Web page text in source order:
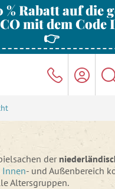
% Rabatt auf die
mit dem Code
👉
der
Innen- und Außenbereich
Altersgruppen.